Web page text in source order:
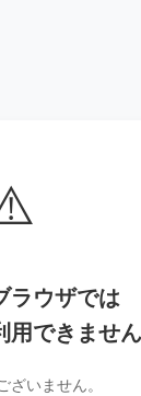
ラウザでは
できません
ざいません。